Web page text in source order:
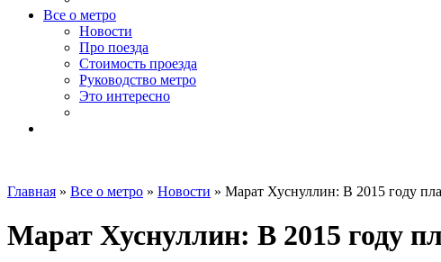
Все о метро
Новости
Про поезда
Стоимость проезда
Руководство метро
Это интересно
Главная » Все о метро » Новости » Марат Хуснуллин: В 2015 году
Марат Хуснуллин: В 2015 году